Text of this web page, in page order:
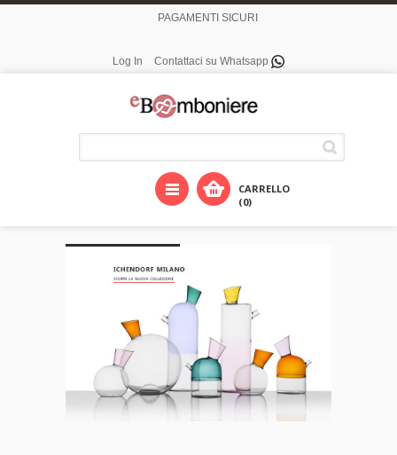
PAGAMENTI SICURI
Log In Contattaci su Whatsapp
CARRELLO
(0)